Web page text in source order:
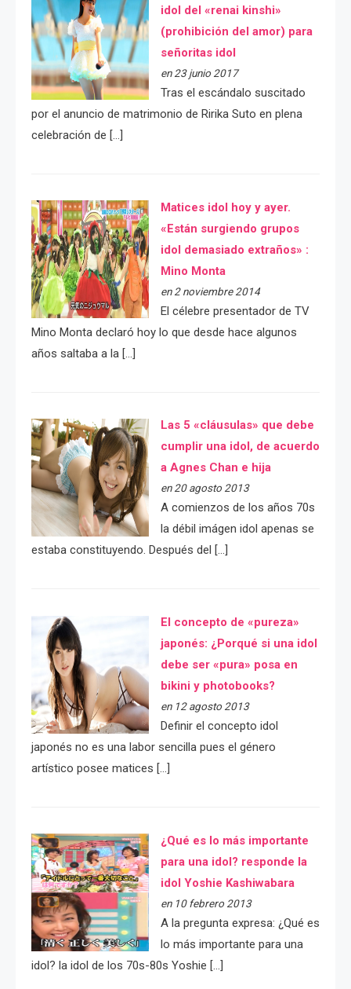
idol del «renai kinshi»
(prohibición del amor) para
señoritas idol
en 23 junio 2017
Tras el escándalo suscitado
por el anuncio de matrimonio de Ririka Suto en plena
celebración de […]
Matices idol hoy y ayer.
«Están surgiendo grupos
idol demasiado extraños» :
Mino Monta
en 2 noviembre 2014
El célebre presentador de TV
Mino Monta declaró hoy lo que desde hace algunos
años saltaba a la […]
Las 5 «cláusulas» que debe
cumplir una idol, de acuerdo
a Agnes Chan e hija
en 20 agosto 2013
A comienzos de los años 70s
la débil imágen idol apenas se
estaba constituyendo. Después del […]
El concepto de «pureza»
japonés: ¿Porqué si una idol
debe ser «pura» posa en
bikini y photobooks?
en 12 agosto 2013
Definir el concepto idol
japonés no es una labor sencilla pues el género
artístico posee matices […]
¿Qué es lo más importante
para una idol? responde la
idol Yoshie Kashiwabara
en 10 febrero 2013
A la pregunta expresa: ¿Qué es
lo más importante para una
idol? la idol de los 70s-80s Yoshie […]